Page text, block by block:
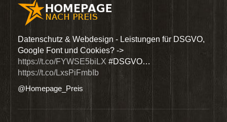
Datenschutz & Webdesign - Leistungen für DSGVO,
Google Font und Cookies? ->
https://t.co/FYWSE5biLX #DSGVO…
https://t.co/LxsPiFmbIb
@Homepage_Preis